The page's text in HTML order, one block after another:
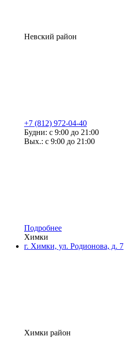
Невский район
+7 (812) 972-04-40
Будни: с 9:00 до 21:00
Вых.: с 9:00 до 21:00
Подробнее
Химки
г. Химки, ул. Родионова, д. 7
Химки район